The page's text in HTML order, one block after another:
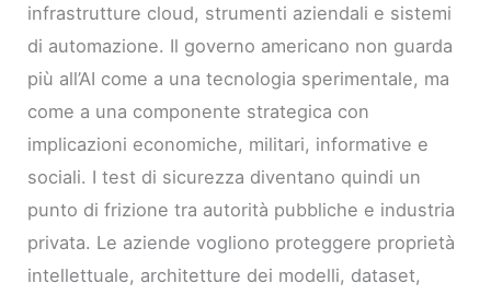
infrastrutture cloud, strumenti aziendali e sistemi
di automazione. Il governo americano non guarda
più all’AI come a una tecnologia sperimentale, ma
come a una componente strategica con
implicazioni economiche, militari, informative e
sociali. I test di sicurezza diventano quindi un
punto di frizione tra autorità pubbliche e industria
privata. Le aziende vogliono proteggere proprietà
intellettuale, architetture dei modelli, dataset,